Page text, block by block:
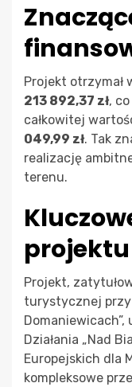
Projekt otrzymał
213 892,37 zł,
całkowitej
049,99 zł. Tak
realizację
terenu.
projektu
Projekt,
turystycznej
Domaniewicach”,
Działania „Nad
Europejskich dla
kompleksowe